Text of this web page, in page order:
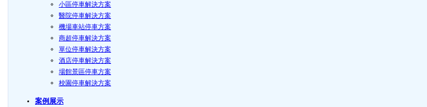
小區停車解決方案
醫院停車解決方案
機場車站停車方案
商超停車解決方案
單位停車解決方案
酒店停車解決方案
場館景區停車方案
校園停車解決方案
案例展示